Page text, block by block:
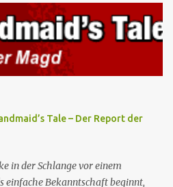
Gegenwart. June ist seit
eingesperrt und entdeckt im
te bastardes carborundorum”,
Difred hinterlassen wurde, die
der Zeremonie bringt Serena June
für eine ausbleibende
gemacht würde. June lehnt ab,
Zeremonie bedeutet. Während
fragt June Fred nach der
Tale – Der Report der
in der Schlange vor einem
einfache Bekanntschaft beginnt,